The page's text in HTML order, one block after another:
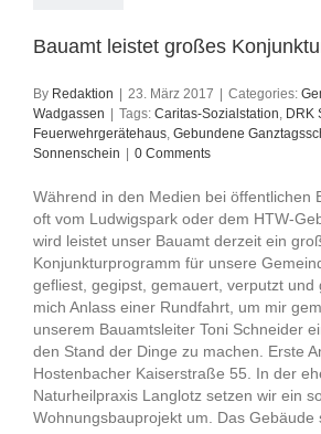
Bauamt leistet großes
By Redaktion 23. März 2017 Categories:
Wadgassen
Tags: Caritas-Sozialstation, DRK
Feuerwehrgerätehaus, Gebundene
Sonnenschein
0 Comments
Während in den Medien bei öffentlichen
oft vom Ludwigspark oder dem HTW-
wird leistet unser Bauamt derzeit ein
Konjunkturprogramm für unsere
gefliest, gegipst, gemauert, verputzt
mich Anlass einer Rundfahrt, um mir
unserem Bauamtsleiter Toni Schneider
den Stand der Dinge zu machen. Erste
Hostenbacher Kaiserstraße 55. In der
Naturheilpraxis Langlotz setzen wir ein
Wohnungsbauprojekt um. Das Gebäude